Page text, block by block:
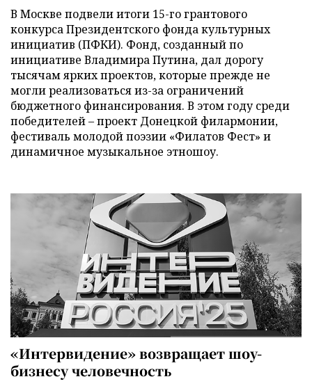
В Москве подвели итоги 15-го грантового
конкурса Президентского фонда культурных
инициатив (ПФКИ). Фонд, созданный по
инициативе Владимира Путина, дал дорогу
тысячам ярких проектов, которые прежде не
могли реализоваться из-за ограничений
бюджетного финансирования. В этом году среди
победителей – проект Донецкой филармонии,
фестиваль молодой поэзии «Филатов Фест» и
динамичное музыкальное этношоу.
«Интервидение» возвращает шоу-
бизнесу человечность